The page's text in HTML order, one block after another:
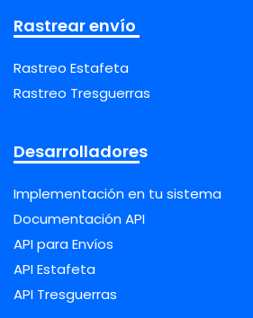
Rastrear envío
Rastreo Estafeta
Rastreo Tresguerras
Desarrolladores
Implementación en tu sistema
Documentación API
API para Envíos
API Estafeta
API Tresguerras